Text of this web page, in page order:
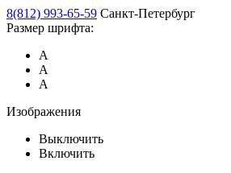
8(812) 993-65-59 Санкт-Петербург
Размер шрифта:
А
А
А
Изображения
Выключить
Включить